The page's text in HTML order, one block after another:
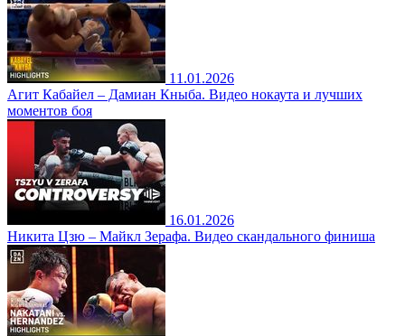
11.01.2026
Агит Кабайел – Дамиан Кныба. Видео нокаута и лучших
моментов боя
16.01.2026
Никита Цзю – Майкл Зерафа. Видео скандального финиша